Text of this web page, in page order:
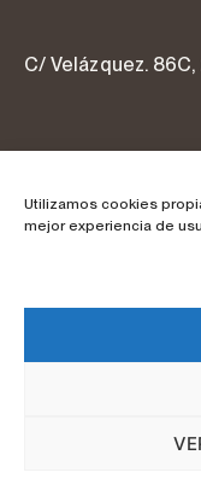
Utilizamos cookies
mejor experiencia de
C/ Velázquez.